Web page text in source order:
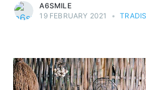
A6SMILE
19 FEBRUARY 2021
•